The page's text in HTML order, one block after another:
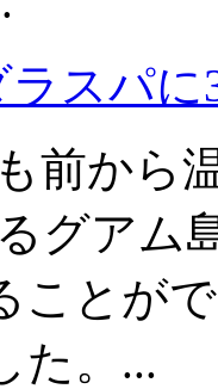
ラスパ
前から
グアム
ことが
た。...